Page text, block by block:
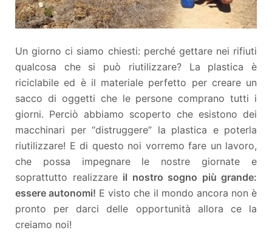
Un giorno ci siamo chiesti: perché gettare nei rifiuti
qualcosa che si può riutilizzare? La plastica è
riciclabile ed è il materiale perfetto per creare un
sacco di oggetti che le persone comprano tutti i
giorni. Perciò abbiamo scoperto che esistono dei
macchinari per “distruggere” la plastica e poterla
riutilizzare! E di questo noi vorremo fare un lavoro,
che possa impegnare le nostre giornate e
soprattutto realizzare il nostro sogno più grande:
essere autonomi! E visto che il mondo ancora non è
pronto per darci delle opportunità allora ce la
creiamo noi!